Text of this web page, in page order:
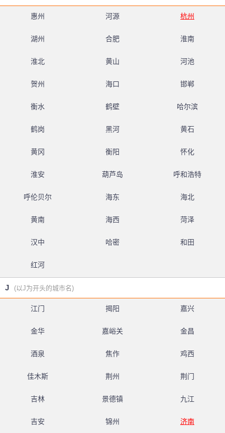
惠州 河源 杭州
湖州 合肥 淮南
淮北 黄山 河池
贺州 海口 邯郸
衡水 鹤壁 哈尔滨
鹤岗 黑河 黄石
黄冈 衡阳 怀化
淮安 葫芦岛 呼和浩特
呼伦贝尔 海东 海北
黄南 海西 菏泽
汉中 哈密 和田
红河
J (以J为开头的城市名)
江门 揭阳 嘉兴
金华 嘉峪关 金昌
酒泉 焦作 鸡西
佳木斯 荆州 荆门
吉林 景德镇 九江
吉安 锦州 济南